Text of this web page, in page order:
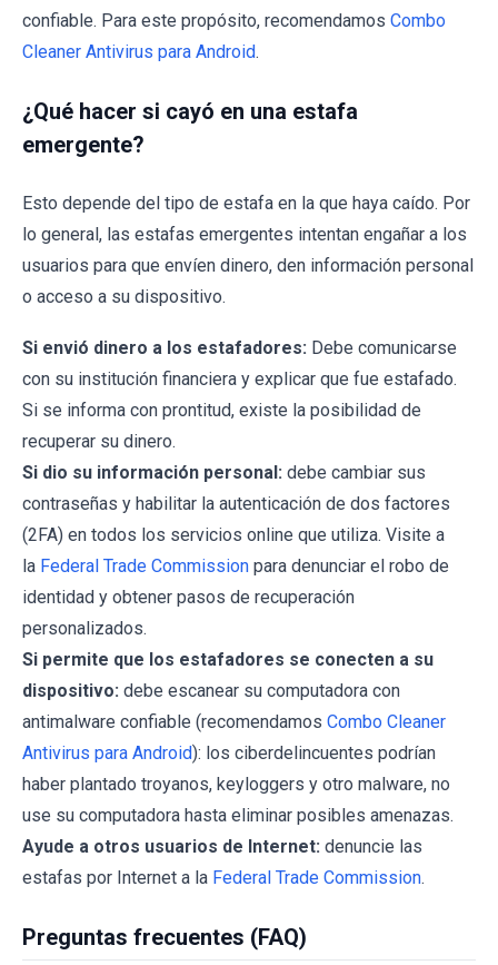
confiable. Para este propósito, recomendamos Combo
Cleaner Antivirus para Android.
¿Qué hacer si cayó en una estafa
emergente?
Esto depende del tipo de estafa en la que haya caído. Por
lo general, las estafas emergentes intentan engañar a los
usuarios para que envíen dinero, den información personal
o acceso a su dispositivo.
Si envió dinero a los estafadores: Debe comunicarse
con su institución financiera y explicar que fue estafado.
Si se informa con prontitud, existe la posibilidad de
recuperar su dinero.
Si dio su información personal: debe cambiar sus
contraseñas y habilitar la autenticación de dos factores
(2FA) en todos los servicios online que utiliza. Visite a
la Federal Trade Commission para denunciar el robo de
identidad y obtener pasos de recuperación
personalizados.
Si permite que los estafadores se conecten a su
dispositivo: debe escanear su computadora con
antimalware confiable (recomendamos Combo Cleaner
Antivirus para Android): los ciberdelincuentes podrían
haber plantado troyanos, keyloggers y otro malware, no
use su computadora hasta eliminar posibles amenazas.
Ayude a otros usuarios de Internet: denuncie las
estafas por Internet a la Federal Trade Commission.
Preguntas frecuentes (FAQ)